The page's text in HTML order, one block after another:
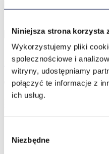
Niniejsza strona korzysta
Wykorzystujemy pliki
społecznościowe i
witryny, udostępniamy
połączyć te informacje z
ich usług.
zgody
Niezbędne
Korektor postawy AR-763
63,90zł-71,90 zł
Dla specjalistów